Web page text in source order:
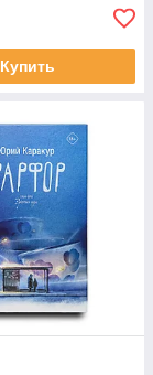
Купить